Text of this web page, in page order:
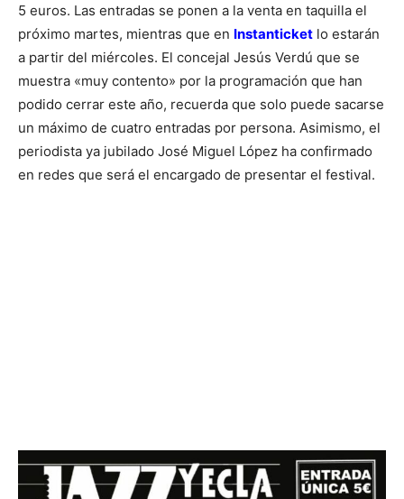
5 euros. Las entradas se ponen a la venta en taquilla el
próximo martes, mientras que en Instanticket lo estarán
a partir del miércoles. El concejal Jesús Verdú que se
muestra «muy contento» por la programación que han
podido cerrar este año, recuerda que solo puede sacarse
un máximo de cuatro entradas por persona. Asimismo, el
periodista ya jubilado José Miguel López ha confirmado
en redes que será el encargado de presentar el festival.